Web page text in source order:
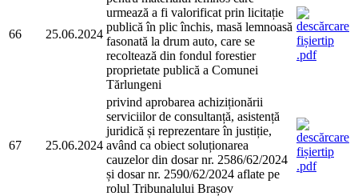
66 25.06.2024
urmează a fi valorificat prin licitație
publică în plic închis, masă lemnoasă
fasonată la drum auto, care se
recoltează din fondul forestier
proprietate publică a Comunei
Tărlungeni
67 25.06.2024
privind aprobarea achiziționării
serviciilor de consultanță, asistență
juridică și reprezentare în justiție,
având ca obiect soluționarea
cauzelor din dosar nr. 2586/62/2024
și dosar nr. 2590/62/2024 aflate pe
rolul Tribunalului Brașov